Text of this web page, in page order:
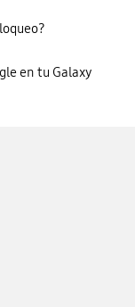
en tu Galaxy